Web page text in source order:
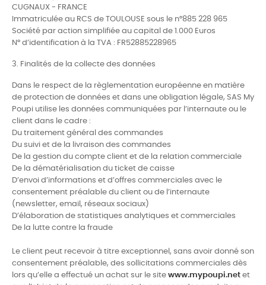
CUGNAUX - FRANCE
Immatriculée au RCS de TOULOUSE sous le n°885 228 965
Société par action simplifiée au capital de 1.000 Euros
N° d’identification à la TVA : FR52885228965
3. Finalités de la collecte des données
Dans le respect de la règlementation européenne en matière
de protection de données et dans une obligation légale, SAS My
Poupi utilise les données communiquées par l’internaute ou le
client dans le cadre :
Du traitement général des commandes
Du suivi et de la livraison des commandes
De la gestion du compte client et de la relation commerciale
De la dématérialisation du ticket de caisse
D’envoi d’informations et d’offres commerciales avec le
consentement préalable du client ou de l’internaute
(newsletter, email, réseaux sociaux)
D’élaboration de statistiques analytiques et commerciales
De la lutte contre la fraude
Le client peut recevoir à titre exceptionnel, sans avoir donné son
consentement préalable, des sollicitations commerciales dès
lors qu’elle a effectué un achat sur le site www.mypoupi.net et